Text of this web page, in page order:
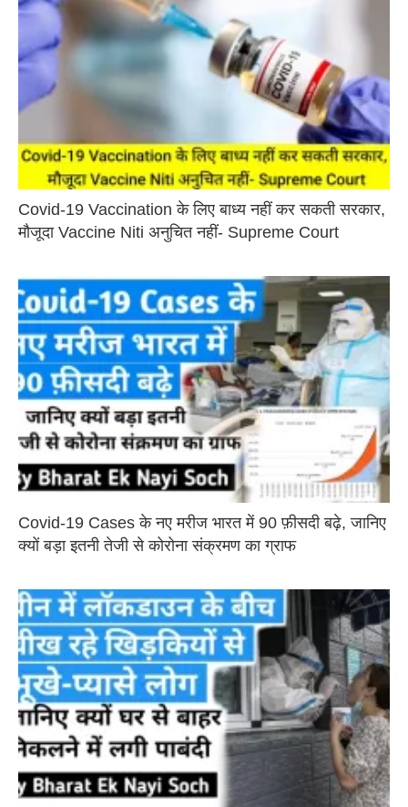
Covid-19 Vaccination के लिए बाध्य नहीं कर सकती सरकार,
मौजूदा Vaccine Niti अनुचित नहीं- Supreme Court
Covid-19 Cases के नए मरीज भारत में 90 फ़ीसदी बढ़े, जानिए
क्यों बड़ा इतनी तेजी से कोरोना संक्रमण का ग्राफ